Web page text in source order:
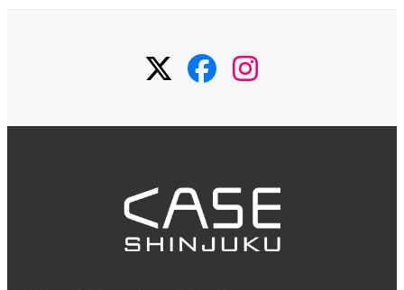
TwitterFacebook